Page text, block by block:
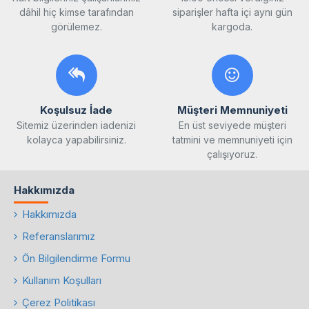
dâhil hiç kimse tarafından
görülemez.
siparişler hafta içi aynı gün
kargoda.
Koşulsuz İade
Sitemiz üzerinden iadenizi
kolayca yapabilirsiniz.
Müşteri Memnuniyeti
En üst seviyede müşteri
tatmini ve memnuniyeti için
çalışıyoruz.
Hakkımızda
Hakkımızda
Referanslarımız
Ön Bilgilendirme Formu
Kullanım Koşulları
Çerez Politikası